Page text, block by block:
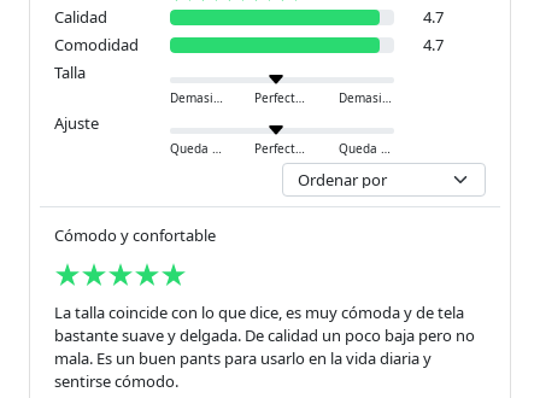
Calidad
4.7
Comodidad
4.7
Talla
Demasiado pequeño Perfecto Demasiado grande
Ajuste
Queda ajustado Perfecto Queda holgado
Cómodo y confortable
La talla coincide con lo que dice, es muy cómoda y de tela
bastante suave y delgada. De calidad un poco baja pero no
mala. Es un buen pants para usarlo en la vida diaria y
sentirse cómodo.